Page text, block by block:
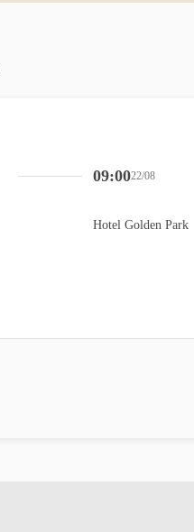
09:0022/08
Hotel Golden Park